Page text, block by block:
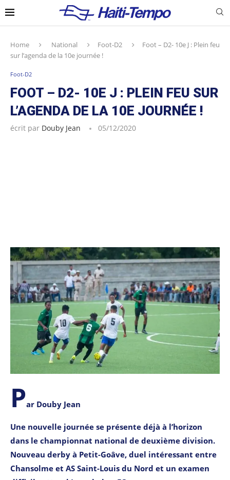
Home National Foot-D2
Foot – D2- 10e J : Plein feu
sur l’agenda de la 10e journée !
Foot-D2
FOOT – D2- 10E J : PLEIN FEU SUR
L’AGENDA DE LA 10E JOURNÉE !
écrit par Douby Jean 05/12/2020
Par Douby Jean
Une nouvelle journée se présente déjà à l’horizon
dans le championnat national de deuxième division.
Nouveau derby à Petit-Goâve, duel intéressant entre
Chansolme et AS Saint-Louis du Nord et un examen